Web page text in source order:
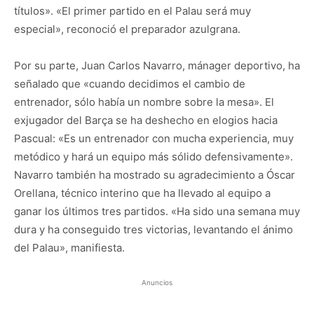
títulos». «El primer partido en el Palau será muy
especial», reconoció el preparador azulgrana.
Por su parte, Juan Carlos Navarro, mánager deportivo, ha
señalado que «cuando decidimos el cambio de
entrenador, sólo había un nombre sobre la mesa». El
exjugador del Barça se ha deshecho en elogios hacia
Pascual: «Es un entrenador con mucha experiencia, muy
metódico y hará un equipo más sólido defensivamente».
Navarro también ha mostrado su agradecimiento a Óscar
Orellana, técnico interino que ha llevado al equipo a
ganar los últimos tres partidos. «Ha sido una semana muy
dura y ha conseguido tres victorias, levantando el ánimo
del Palau», manifiesta.
Anuncios